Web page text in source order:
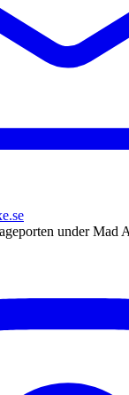
under Mad